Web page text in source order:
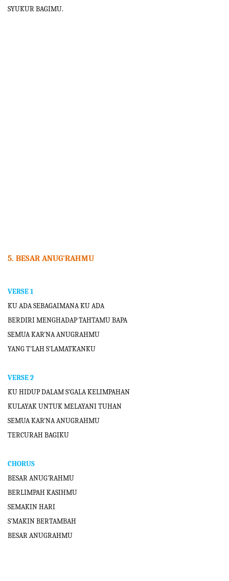
SYUKUR BAGIMU.
5. BESAR ANUG'RAHMU
VERSE 1
KU ADA SEBAGAIMANA KU ADA
BERDIRI MENGHADAP TAHTAMU BAPA
SEMUA KAR'NA ANUGRAHMU
YANG T'LAHS'LAMATKANKU
VERSE 2
KU HIDUP DALAM S'GALA KELIMPAHAN
KULAYAK UNTUK MELAYANI TUHAN
SEMUA KAR'NA ANUGRAHMU
TERCURAH BAGIKU
CHORUS
BESAR ANUG'RAHMU
BERLIMPAH KASIHMU
SEMAKIN HARI
S'MAKIN BERTAMBAH
BESAR ANUGRAHMU